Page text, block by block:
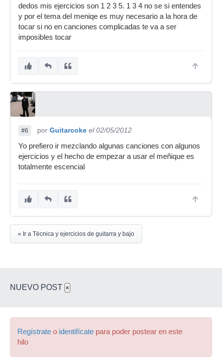
dedos mis ejercicios son 1 2 3 5. 1 3 4 no se si entendes
y por el tema del meniqe es muy necesario a la hora de
tocar si no en canciones complicadas te va a ser
imposibles tocar
#6 por Guitarcoke el 02/05/2012
Yo prefiero ir mezclando algunas canciones con algunos
ejercicios y el hecho de empezar a usar el meñique es
totalmente escencial
« Ir a Técnica y ejercicios de guitarra y bajo
NUEVO POST ×
Regístrate o identifícate para poder postear en este
hilo